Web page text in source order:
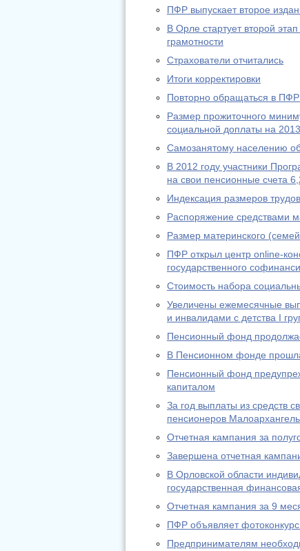
ПФР выпускает второе
В Орле стартует второй
грамотности
Страхователи отчитались
Итоги корректировки
Повторно обращаться в ПФР
Размер прожиточного
социальной доплаты на
Самозанятому населению
В 2012 году участники
на свои пенсионные счета
Индексация размеров
Распоряжение средствами
Размер материнского
ПФР открыл центр online-
государственного
Стоимость набора
Увеличены ежемесячные
и инвалидами с детства I
Пенсионный фонд
В Пенсионном фонде
Пенсионный фонд
капиталом
За год выплаты из средств
пенсионеров
Отчетная кампания за
Завершена отчетная
В Орловской области
государственная
Отчетная кампания за 9
ПФР объявляет
Предпринимателям